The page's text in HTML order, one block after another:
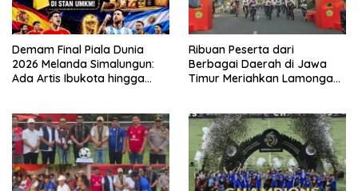
Demam Final Piala Dunia
2026 Melanda Simalungun:
Ada Artis Ibukota hingga
Ribuan Peserta dari
Berbagai Daerah di Jawa
Timur Meriahkan Lamongan